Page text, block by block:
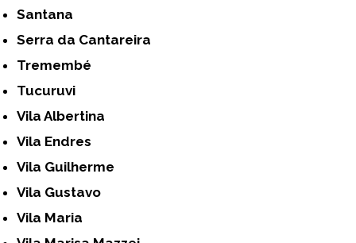
Santana
Serra da Cantareira
Tremembé
Tucuruvi
Vila Albertina
Vila Endres
Vila Guilherme
Vila Gustavo
Vila Maria